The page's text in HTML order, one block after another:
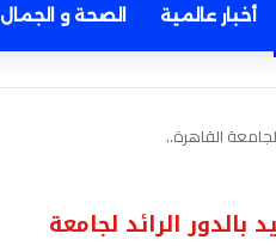
أخبار عالمية الصحة و الجمال
القاهرة..
الرائد لجامعة